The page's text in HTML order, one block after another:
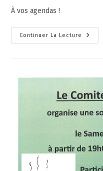
À vos agendas !
Continuer La Lecture